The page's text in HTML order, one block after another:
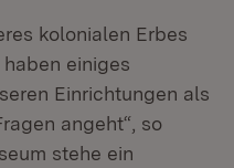
kolonialen Erbes
einiges
Einrichtungen als
angeht“, so
stehe ein